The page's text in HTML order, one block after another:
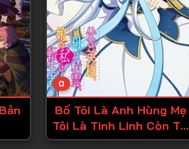
Tập 12
Tập 13
Tập 14
Tập 15
Tập 17
0
Bố Tôi Là Anh Hùng Mẹ
Tôi Là Tinh Linh Còn Tôi
Là Cô Gái Chuyển Sinh